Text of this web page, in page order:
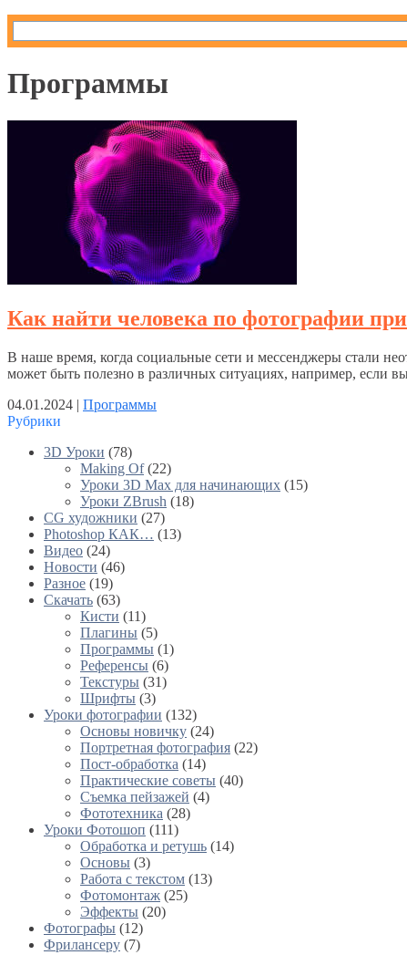
Программы
Как найти человека по фотографии
В наше время, когда социальные сети и мессенджеры стали
может быть полезно в различных ситуациях, например, если
04.01.2024 | Программы
Рубрики
3D Уроки (78)
Making Of(22)
Уроки 3D Max для начинающих (15)
Уроки ZBrush (18)
CG художники (27)
Photoshop КАК… (13)
Видео (24)
Новости (46)
Разное (19)
Скачать (63)
Кисти (11)
Плагины (5)
Программы (1)
Референсы (6)
Текстуры (31)
Шрифты (3)
Уроки фотографии (132)
Основы новичку (24)
Портретная фотография (22)
Пост-обработка (14)
Практические советы (40)
Съемка пейзажей (4)
Фототехника (28)
Уроки Фотошоп (111)
Обработка и ретушь (14)
Основы (3)
Работа с текстом (13)
Фотомонтаж (25)
Эффекты (20)
Фотографы (12)
Фрилансеру (7)